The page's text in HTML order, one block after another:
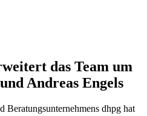
das Team um
Andreas Engels
Beratungsunternehmens dhpg hat